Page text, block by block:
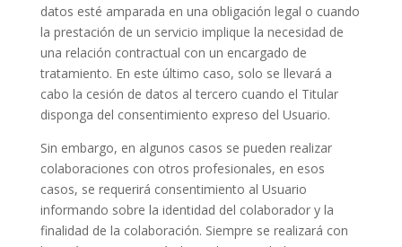
datos esté amparada en una obligación legal o cuando
la prestación de un servicio implique la necesidad de
una relación contractual con un encargado de
tratamiento. En este último caso, solo se llevará a
cabo la cesión de datos al tercero cuando el Titular
disponga del consentimiento expreso del Usuario.
Sin embargo, en algunos casos se pueden realizar
colaboraciones con otros profesionales, en esos
casos, se requerirá consentimiento al Usuario
informando sobre la identidad del colaborador y la
finalidad de la colaboración. Siempre se realizará con